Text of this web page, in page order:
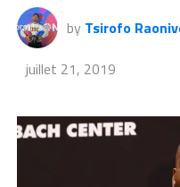
by Tsirofo
juillet 21, 2019